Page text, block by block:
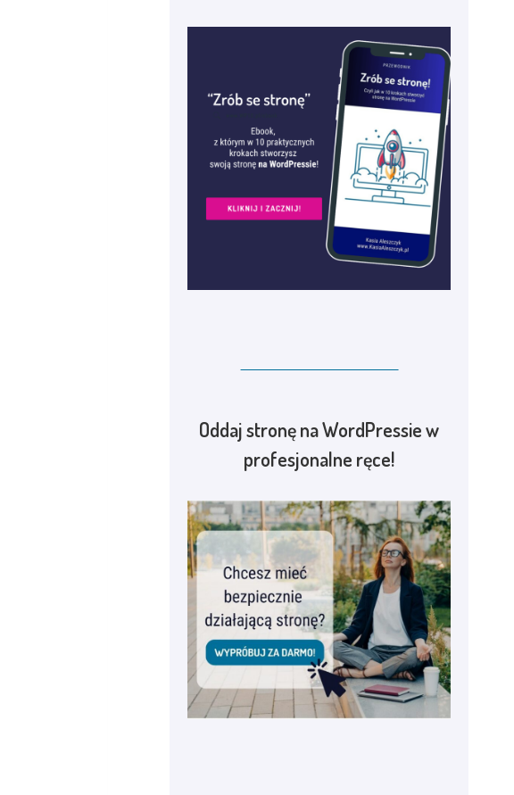
Oddaj stronę na WordPressie w
profesjonalne ręce!